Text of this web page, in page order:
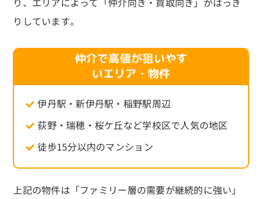
りしています。
仲介で高値が狙いやす
いエリア・物件
伊丹駅・新伊丹駅・稲野駅周辺
荻野・瑞穂・桜ケ丘など学校区で人気の地区
徒歩15分以内のマンション
上記の物件は「ファミリー層の需要が継続的に強い」